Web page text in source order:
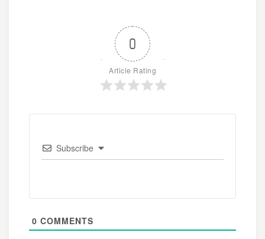
0
Article Rating
Subscribe
0 COMMENTS